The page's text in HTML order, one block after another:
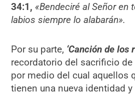
34:1, «Bendeciré al Señor en
labios siempre lo alabarán».
Por su parte, ‘Canción de los
recordatorio del sacrificio de
por medio del cual aquellos
tienen una nueva identidad y